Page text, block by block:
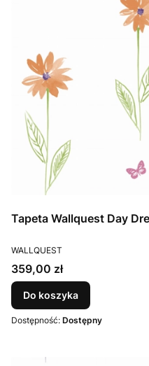
Tapeta Wallquest Day
PRODUCENT
WALLQUEST
Cena
359,00 zł
Do koszyka
Dostępność: Dostępny